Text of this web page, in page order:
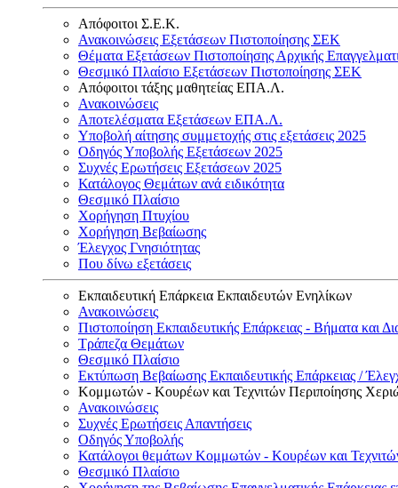
Απόφοιτοι Σ.Ε.Κ.
Ανακοινώσεις Εξετάσεων Πιστοποίησης ΣΕΚ
Θέματα Εξετάσεων Πιστοποίησης Αρχικής
Θεσμικό Πλαίσιο Εξετάσεων Πιστοποίησης ΣΕΚ
Απόφοιτοι τάξης μαθητείας ΕΠΑ.Λ.
Ανακοινώσεις
Αποτελέσματα Εξετάσεων ΕΠΑ.Λ.
Υποβολή αίτησης συμμετοχής στις εξετάσεις 2025
Οδηγός Υποβολής Εξετάσεων 2025
Συχνές Ερωτήσεις Εξετάσεων 2025
Κατάλογος Θεμάτων ανά ειδικότητα
Θεσμικό Πλαίσιο
Χορήγηση Πτυχίου
Χορήγηση Βεβαίωσης
Έλεγχος Γνησιότητας
Που δίνω εξετάσεις
Εκπαιδευτική Επάρκεια Εκπαιδευτών Ενηλίκων
Ανακοινώσεις
Πιστοποίηση Εκπαιδευτικής Επάρκειας - Βήματα και
Τράπεζα Θεμάτων
Θεσμικό Πλαίσιο
Εκτύπωση Βεβαίωσης Εκπαιδευτικής Επάρκειας /
Κομμωτών - Κουρέων και Τεχνιτών Περιποίησης
Ανακοινώσεις
Συχνές Ερωτήσεις Απαντήσεις
Οδηγός Υποβολής
Κατάλογοι θεμάτων Κομμωτών - Κουρέων και
Θεσμικό Πλαίσιο